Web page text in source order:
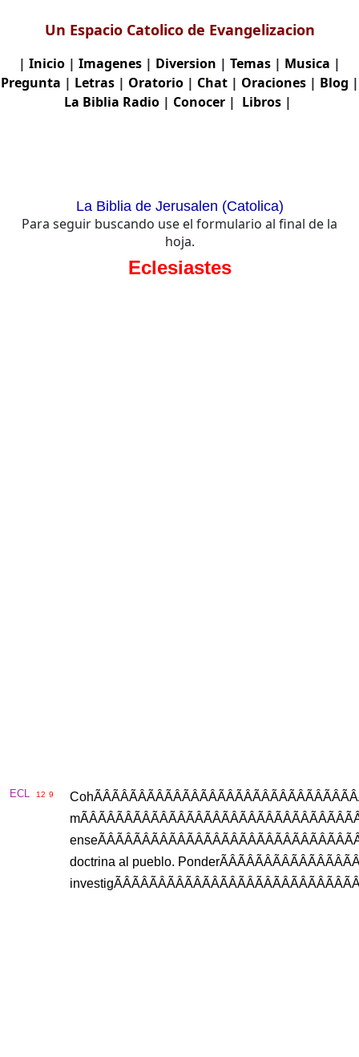
Un Espacio Catolico de Evangelizacion
| Inicio | Imagenes | Diversion | Temas | Musica |
Pregunta | Letras| Oratorio| Chat| Oraciones| Blog |
La Biblia Radio | Conocer | Libros |
La Biblia de Jerusalen (Catolica)
Para seguir buscando use el formulario al final de la
hoja.
Eclesiastes
ECL 12 9 Coh
m
ense
doctrina al pueblo. Ponder
investig